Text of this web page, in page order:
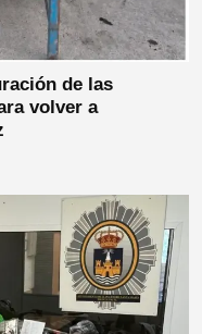
de las
volver a